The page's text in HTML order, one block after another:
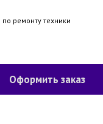
ремонту техники
Оформить заказ